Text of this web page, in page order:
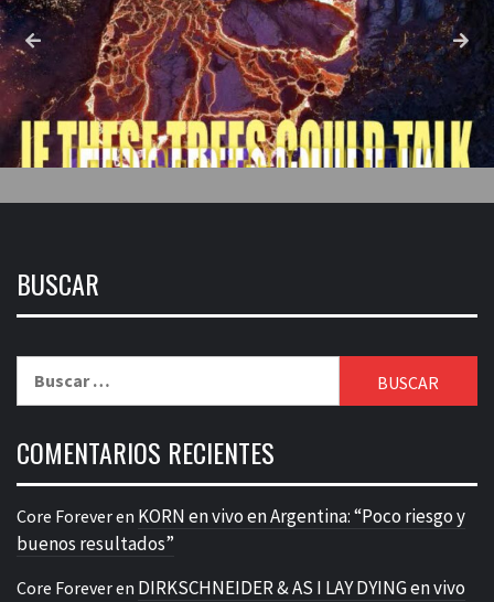
BUSCAR
COMENTARIOS RECIENTES
Core Foreveren KORN en vivo en Argentina: “Poco riesgo y
buenos resultados”
Core Foreveren DIRKSCHNEIDER & AS I LAY DYING en vivo